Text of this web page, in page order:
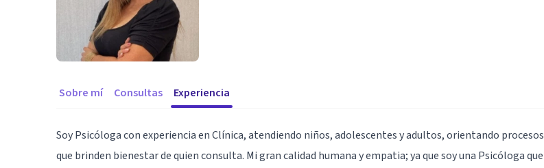
Sobre mí Consultas Experiencia
Soy Psicóloga con experiencia en Clínica, atendiendo niños, adolescentes y adultos, orientando procesos
que brinden bienestar de quien consulta. Mi gran calidad humana y empatia; ya que soy una Psicóloga que